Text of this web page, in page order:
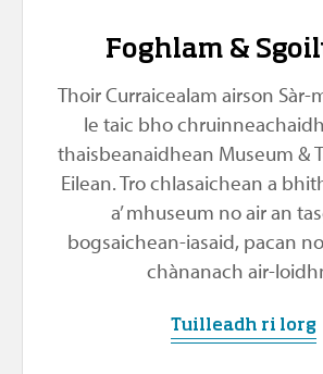
Foghlam &
Thoir Curraicealam airson
le taic bho
thaisbeanaidhean Museum &
Eilean. Tro chlasaichean a
a’ mhuseum no air an
bogsaichean-iasaid, pacan
chànanach air-
Tuilleadh ri lorg